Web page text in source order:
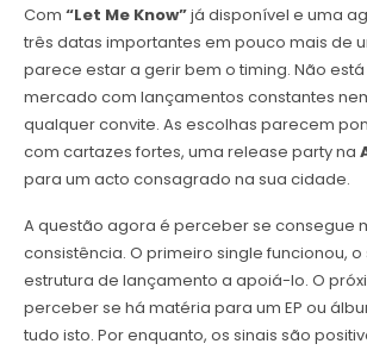
Com “Let Me Know”já disponível e uma
três datas importantes em pouco mais de
parece estar a gerir bem o timing. Não
mercado com lançamentos constantes
qualquer convite. As escolhas parecem
com cartazes fortes, uma release party na
para um acto consagrado na sua cidade.
A questão agora é perceber se consegue
consistência. O primeiro single funcionou,
estrutura de lançamento a apoiá-lo. O
perceber se há matéria para um EP ou
tudo isto. Por enquanto, os sinais são